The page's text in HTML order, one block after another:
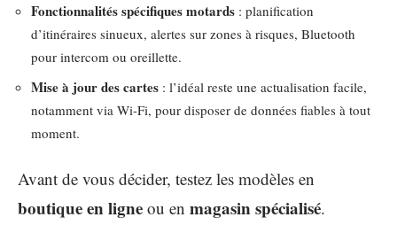
Fonctionnalités spécifiques motards : planification
d’itinéraires sinueux, alertes sur zones à risques, Bluetooth
pour intercom ou oreillette.
Mise à jour des cartes : l’idéal reste une actualisation facile,
notamment via Wi-Fi, pour disposer de données fiables à tout
moment.
Avant de vous décider, testez les modèles en
boutique en ligne ou en magasin spécialisé.